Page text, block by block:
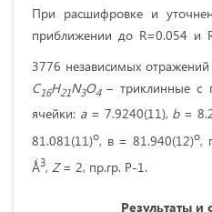
При расшифровке и
приближении до R=0.054 и
3776 независимых
C16H21N3O4– триклинные с
ячейки: a = 7.9240(11), b =
81.081(11)o, в = 81.940(12)o,
Ǻ3, Z= 2, пр.гр. P-1.
Результаты